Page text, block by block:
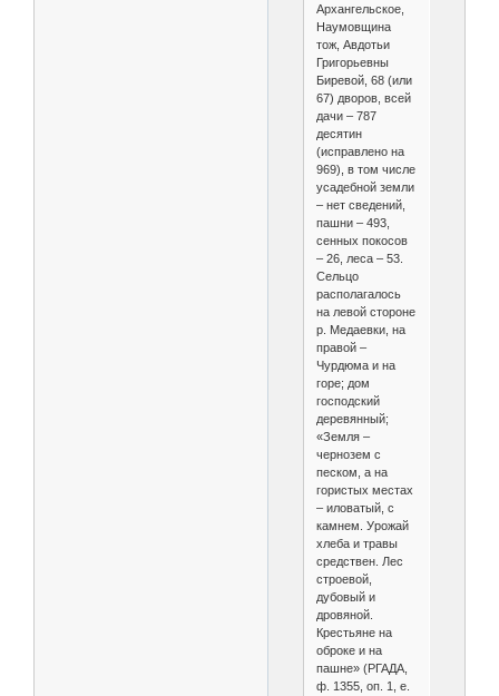
Архангельское,
Наумовщина
тож, Авдотьи
Григорьевны
Биревой, 68 (или
67) дворов, всей
дачи – 787
десятин
(исправлено на
969), в том числе
усадебной земли
– нет сведений,
пашни – 493,
сенных покосов
– 26, леса – 53.
Сельцо
располагалось
на левой стороне
р. Медаевки, на
правой –
Чурдюма и на
горе; дом
господский
деревянный;
«Земля –
чернозем с
песком, а на
гористых местах
– иловатый, с
камнем. Урожай
хлеба и травы
средствен. Лес
строевой,
дубовый и
дровяной.
Крестьяне на
оброке и на
пашне» (РГАДА,
ф. 1355, оп. 1, е.